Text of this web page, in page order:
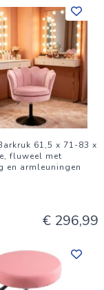
61,5 x 71-83 x
fluweel met
en armleuningen
€ 296,99